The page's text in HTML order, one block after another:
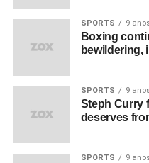
SPORTS 9
Boxing
bewildering,
SPORTS 9
Steph Curry
deserves
SPORTS 9